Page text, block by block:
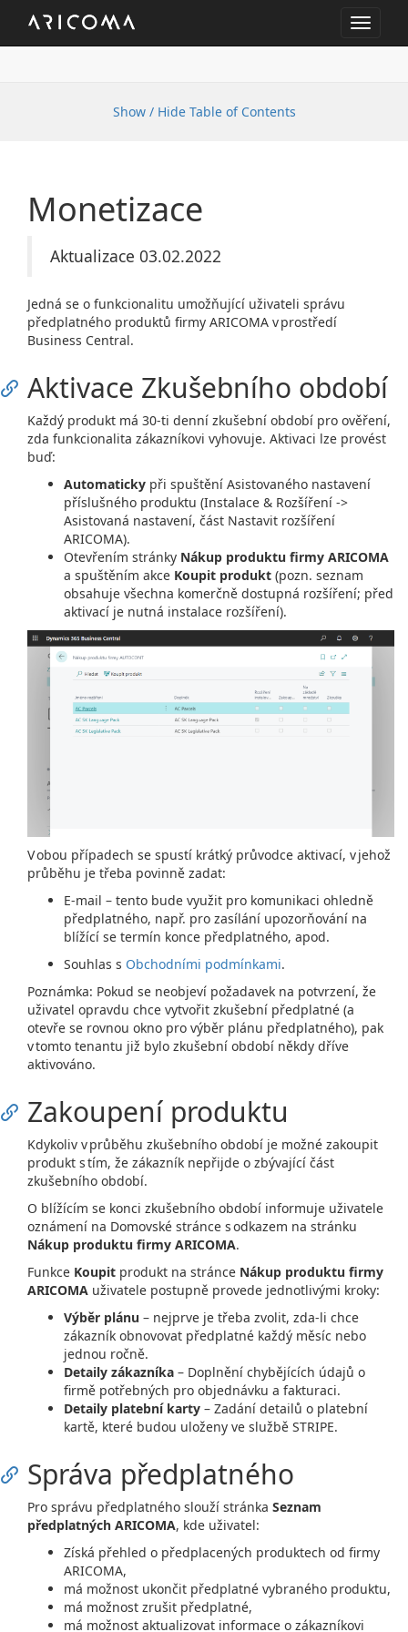
Toggle
Show / Hide Table of Contents
Monetizace
Aktualizace 03.02.2022
Jedná se o funkcionalitu umožňující uživateli správu
předplatného produktů firmy ARICOMA v prostředí
Business Central.
Aktivace Zkušebního období
Každý produkt má 30-ti denní zkušební období pro ověření,
zda funkcionalita zákazníkovi vyhovuje. Aktivaci lze provést
buď:
Automaticky při spuštění Asistovaného nastavení
příslušného produktu (Instalace & Rozšíření ->
Asistovaná nastavení, část Nastavit rozšíření
ARICOMA).
Otevřením stránky Nákup produktu firmy ARICOMA
a spuštěním akce Koupit produkt (pozn. seznam
obsahuje všechna komerčně dostupná rozšíření; před
aktivací je nutná instalace rozšíření).
V obou případech se spustí krátký průvodce aktivací, v jehož
průběhu je třeba povinně zadat:
E-mail – tento bude využit pro komunikaci ohledně
předplatného, např. pro zasílání upozorňování na
blížící se termín konce předplatného, apod.
Souhlas s Obchodními podmínkami.
Poznámka: Pokud se neobjeví požadavek na potvrzení, že
uživatel opravdu chce vytvořit zkušební předplatné (a
otevře se rovnou okno pro výběr plánu předplatného), pak
v tomto tenantu již bylo zkušební období někdy dříve
aktivováno.
Zakoupení produktu
Kdykoliv v průběhu zkušebního období je možné zakoupit
produkt s tím, že zákazník nepřijde o zbývající část
zkušebního období.
O blížícím se konci zkušebního období informuje uživatele
oznámení na Domovské stránce s odkazem na stránku
Nákup produktu firmy ARICOMA.
Funkce Koupit produkt na stránce Nákup produktu firmy
ARICOMA uživatele postupně provede jednotlivými kroky:
Výběr plánu – nejprve je třeba zvolit, zda-li chce
zákazník obnovovat předplatné každý měsíc nebo
jednou ročně.
Detaily zákazníka – Doplnění chybějících údajů o
firmě potřebných pro objednávku a fakturaci.
Detaily platební karty – Zadání detailů o platební
kartě, které budou uloženy ve službě STRIPE.
Správa předplatného
Pro správu předplatného slouží stránka Seznam
předplatných ARICOMA, kde uživatel:
Získá přehled o předplacených produktech od firmy
ARICOMA,
má možnost ukončit předplatné vybraného produktu,
má možnost zrušit předplatné,
má možnost aktualizovat informace o zákazníkovi